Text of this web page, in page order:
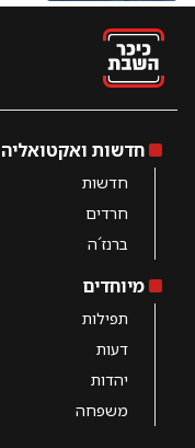
חדשות ואקטואליה
חדשות
חרדים
ברנז´ה
מיוחדים
תפילות
דעות
יהדות
משפחה